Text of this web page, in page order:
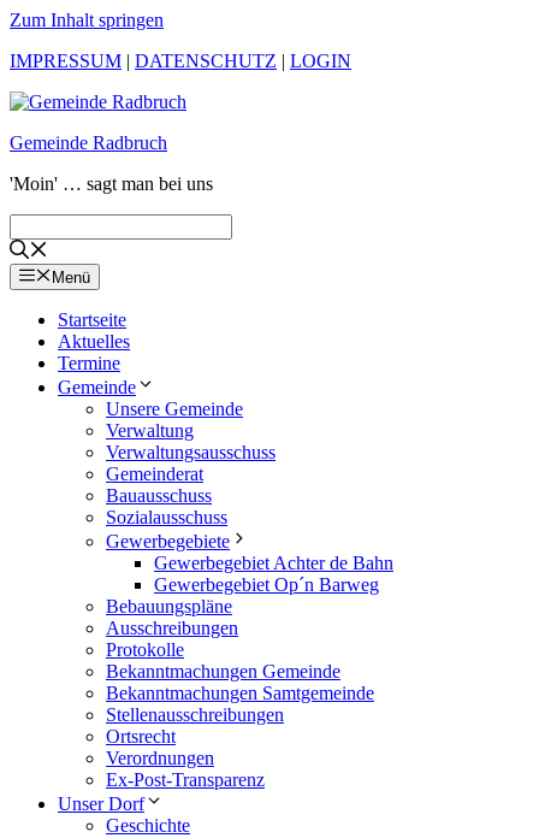
Zum Inhalt springen
IMPRESSUM | DATENSCHUTZ | LOGIN
Gemeinde Radbruch
'Moin' … sagt man bei uns
Menü
Startseite
Aktuelles
Termine
Gemeinde
Unsere Gemeinde
Verwaltung
Verwaltungsausschuss
Gemeinderat
Bauausschuss
Sozialausschuss
Gewerbegebiete
Gewerbegebiet Achter de Bahn
Gewerbegebiet Op´n Barweg
Bebauungspläne
Ausschreibungen
Protokolle
Bekanntmachungen Gemeinde
Bekanntmachungen Samtgemeinde
Stellenausschreibungen
Ortsrecht
Verordnungen
Ex-Post-Transparenz
Unser Dorf
Geschichte